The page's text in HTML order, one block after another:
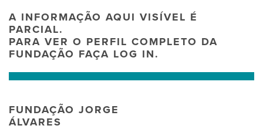
A INFORMAÇÃO AQUI VISÍVEL É
PARCIAL.
PARA VER O PERFIL COMPLETO DA
FUNDAÇÃO FAÇA LOG IN.
FUNDAÇÃO JORGE
ÁLVARES